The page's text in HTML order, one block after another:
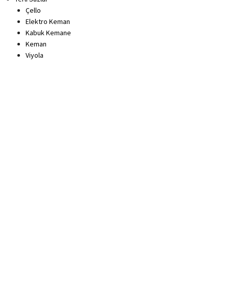
Çello
Elektro Keman
Kabuk Kemane
Keman
Viyola